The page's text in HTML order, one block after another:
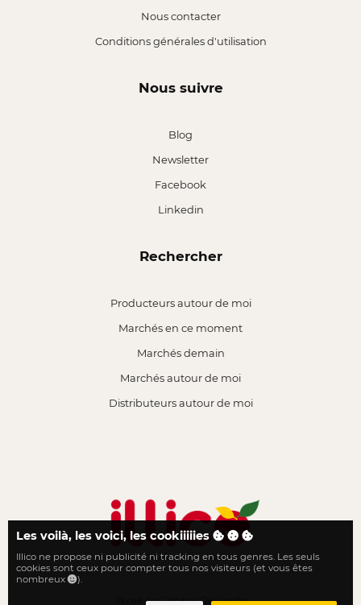
Nous contacter
Conditions générales d'utilisation
Nous suivre
Blog
Newsletter
Facebook
Linkedin
Rechercher
Producteurs autour de moi
Marchés en ce moment
Marchés demain
Marchés autour de moi
Distributeurs autour de moi
Le local n'a jamais été aussi proche
18 rue du Général De Gaulle
Les voilà, les voici, les cookiiiiies
Illico ne propose ni publicité ni tracking en tous genres. Les seuls
cookies sont ceux pour compter tous nos visiteurs (et vous êtes
nombreux
).